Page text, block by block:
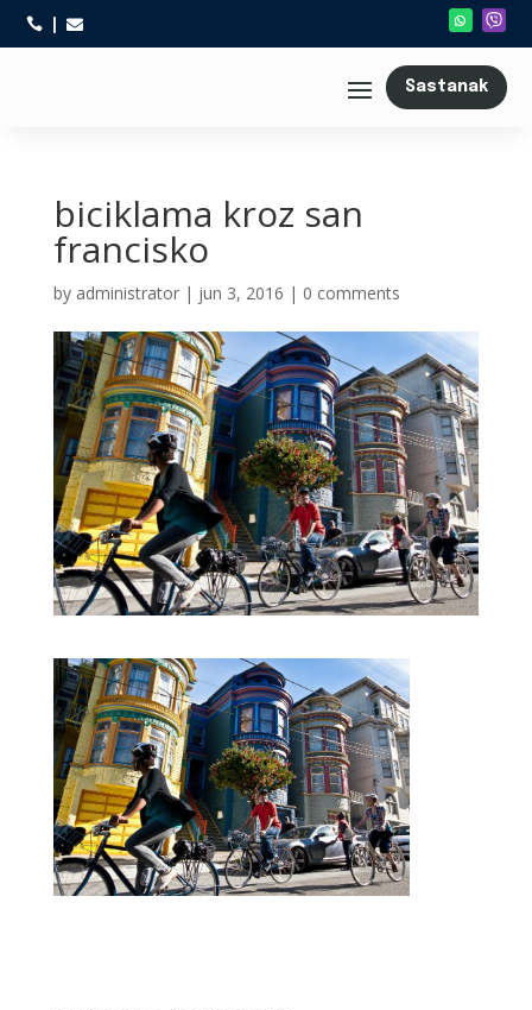
 
Sastanak
biciklama kroz san
francisko
by administrator| jun 3, 2016 | 0 comments